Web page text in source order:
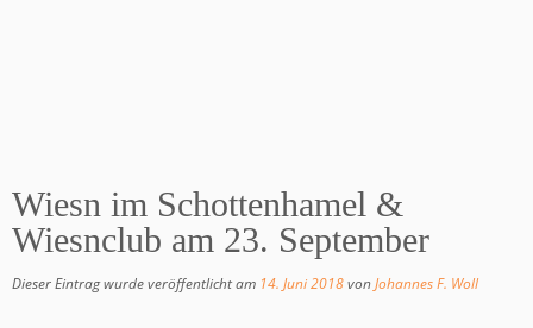
Wiesn im Schottenhamel &
Wiesnclub am 23. September
Dieser Eintrag wurde veröffentlicht am 14. Juni 2018vonJohannes F. Woll